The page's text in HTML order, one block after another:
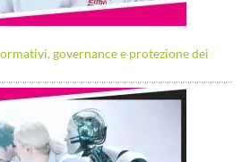
governance e protezione dei